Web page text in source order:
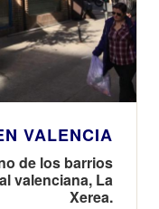
VALENCIA
de los barrios
valenciana, La
Xerea.